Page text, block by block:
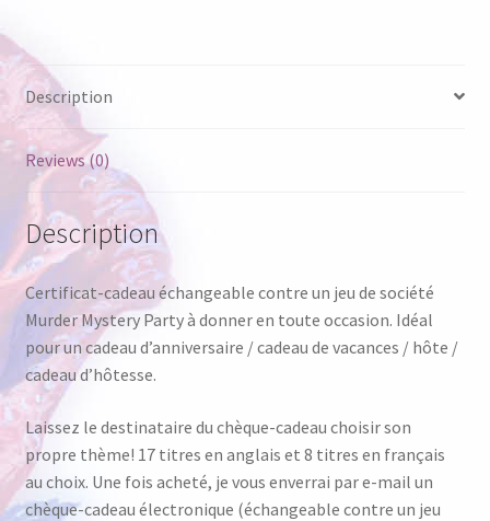
quantity
Description
Reviews (0)
Description
Certificat-cadeau échangeable contre un jeu de société
Murder Mystery Party à donner en toute occasion. Idéal
pour un cadeau d’anniversaire / cadeau de vacances / hôte /
cadeau d’hôtesse.
Laissez le destinataire du chèque-cadeau choisir son
propre thème! 17 titres en anglais et 8 titres en français
au choix. Une fois acheté, je vous enverrai par e-mail un
chèque-cadeau électronique (échangeable contre un jeu